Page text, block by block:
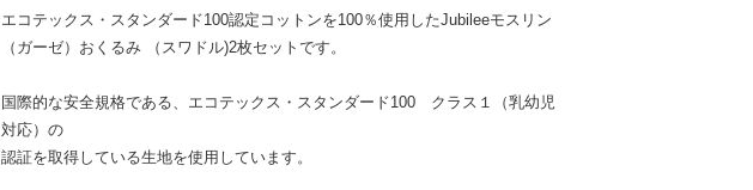
エコテックス・スタンダード100認定コットンを100％使用したJubileeモスリン
（ガーゼ）おくるみ （スワドル)2枚セットです。
国際的な安全規格である、エコテックス・スタンダード100 クラス１（乳幼児
対応）の
認証を取得している生地を使用しています。